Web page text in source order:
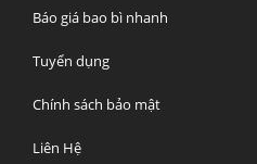
Báo giá bao bì nhanh
Tuyển dụng
Chính sách bảo mật
Liên Hệ